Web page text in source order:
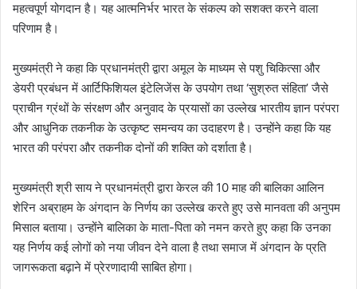
महत्वपूर्ण योगदान है। यह आत्मनिर्भर भारत के संकल्प को सशक्त करने वाला
परिणाम है।
मुख्यमंत्री ने कहा कि प्रधानमंत्री द्वारा अमूल के माध्यम से पशु चिकित्सा और
डेयरी प्रबंधन में आर्टिफिशियल इंटेलिजेंस के उपयोग तथा ‘सुश्रुत संहिता’ जैसे
प्राचीन ग्रंथों के संरक्षण और अनुवाद के प्रयासों का उल्लेख भारतीय ज्ञान परंपरा
और आधुनिक तकनीक के उत्कृष्ट समन्वय का उदाहरण है। उन्होंने कहा कि यह
भारत की परंपरा और तकनीक दोनों की शक्ति को दर्शाता है।
मुख्यमंत्री श्री साय ने प्रधानमंत्री द्वारा केरल की 10 माह की बालिका आलिन
शेरिन अब्राहम के अंगदान के निर्णय का उल्लेख करते हुए उसे मानवता की अनुपम
मिसाल बताया। उन्होंने बालिका के माता-पिता को नमन करते हुए कहा कि उनका
यह निर्णय कई लोगों को नया जीवन देने वाला है तथा समाज में अंगदान के प्रति
जागरूकता बढ़ाने में प्रेरणादायी साबित होगा।